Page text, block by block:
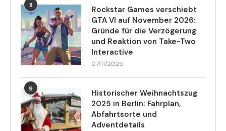
8
Rockstar Games verschiebt
GTA VI auf November 2026:
Gründe für die Verzögerung
und Reaktion von Take-Two
Interactive
07/11/2025
9
Historischer Weihnachtszug
2025 in Berlin: Fahrplan,
Abfahrtsorte und
Adventdetails